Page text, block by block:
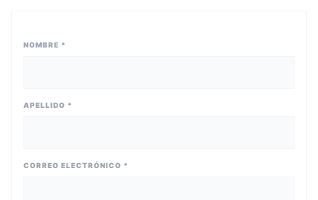
NOMBRE *
APELLIDO *
CORREO ELECTRÓNICO *